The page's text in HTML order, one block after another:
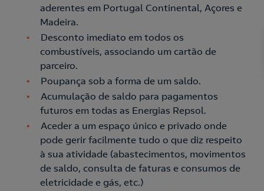
Nós ligamos!
aderentes em Portugal Continental, Açores e
Madeira.
Desconto imediato em todos os
combustíveis, associando um cartão de
parceiro.
Poupança sob a forma de um saldo.
Acumulação de saldo para pagamentos
futuros em todas as Energias Repsol.
Aceder a um espaço único e privado onde
pode gerir facilmente tudo o que diz respeito
à sua atividade (abastecimentos, movimentos
de saldo, consulta de faturas e consumos de
eletricidade e gás, etc.)